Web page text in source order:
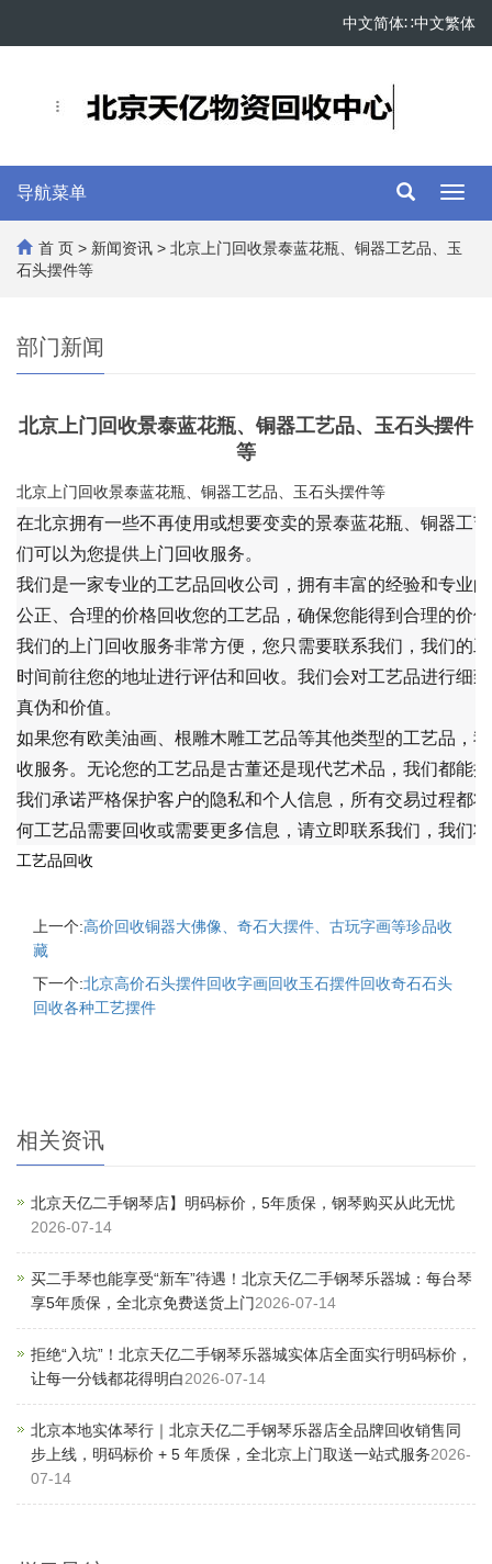
中文繁体
∷
中文简体
导航菜单
首 页 > 新闻资讯 > 北京上门回收景泰蓝花瓶、铜器工艺品、玉
石头摆件等
部门新闻
北京上门回收景泰蓝花瓶、铜器工艺品、玉石头摆件
等
北京上门回收景泰蓝花瓶、铜器工艺品、玉石头摆件等
在北京拥有一些不再使用或想要变卖的景泰蓝花瓶、铜器工
们可以为您提供上门回收服务。
我们是一家专业的工艺品回收公司，拥有丰富的经验和专业
公正、合理的价格回收您的工艺品，确保您能得到合理的价
我们的上门回收服务非常方便，您只需要联系我们，我们的
时间前往您的地址进行评估和回收。我们会对工艺品进行细
真伪和价值。
如果您有欧美油画、根雕木雕工艺品等其他类型的工艺品，
收服务。无论您的工艺品是古董还是现代艺术品，我们都能
我们承诺严格保护客户的隐私和个人信息，所有交易过程都
何工艺品需要回收或需要更多信息，请立即联系我们，我们
工艺品回收
上一个:高价回收铜器大佛像、奇石大摆件、古玩字画等珍品收
藏
下一个:北京高价石头摆件回收字画回收玉石摆件回收奇石石头
回收各种工艺摆件
相关资讯
北京天亿二手钢琴店】明码标价，5年质保，钢琴购买从此无忧
2026-07-14
买二手琴也能享受“新车”待遇！北京天亿二手钢琴乐器城：每台琴
享5年质保，全北京免费送货上门2026-07-14
拒绝“入坑”！北京天亿二手钢琴乐器城实体店全面实行明码标价，
让每一分钱都花得明白2026-07-14
北京本地实体琴行｜北京天亿二手钢琴乐器店全品牌回收销售同
步上线，明码标价 + 5 年质保，全北京上门取送一站式服务2026-
07-14